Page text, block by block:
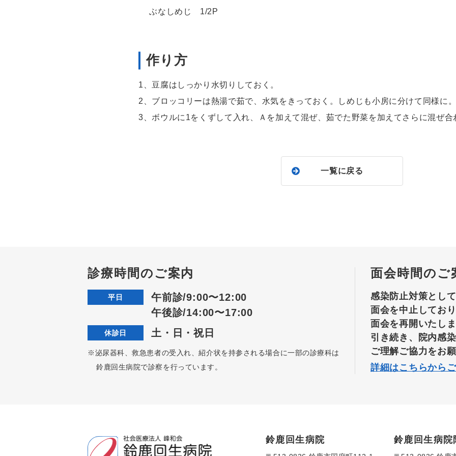
ぶなしめじ 1/2P
作り方
1、豆腐はしっかり水切りしておく。
2、ブロッコリーは熱湯で茹で、水気をきっておく。しめじも小房に分けて同様に。
3、ボウルに1をくずして入れ、Ａを加えて混ぜ、茹でた野菜を加えてさらに混ぜ合
一覧に戻る
診療時間のご案内
平日
午前診/9:00〜12:00
午後診/14:00〜17:00
休診日 土・日・祝日
※泌尿器科、救急患者の受入れ、紹介状を持参される場合に一部の診療科は
鈴鹿回生病院で診察を行っています。
面会時間のご
感染防止対策とし
面会を中止しており
面会を再開いたしま
引き続き、院内感
ご理解ご協力をお
詳細はこちらから
鈴鹿回生病院 鈴鹿回生病院